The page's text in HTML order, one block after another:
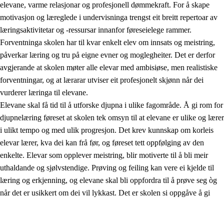
3. Prinsipp for praksisen i skolen
3.1 Eit inkluderande læringsmiljø
3.2 Undervisning og tilpassa opplæring
3.3 Samarbeid mellom heim og skole
3.4 Opplæring i lærebedrift og arbeidsliv
3.5 Profesjonsfellesskap og skoleutvikling
elevane, varme relasjonar og profesjonell dømmekraft. For å skape
motivasjon og læreglede i undervisninga trengst eit breitt repertoar av
læringsaktivitetar og -ressursar innanfor føreseielege rammer.
Forventninga skolen har til kvar enkelt elev om innsats og meistring,
påverkar læring og tru på eigne evner og moglegheiter. Det er derfor
avgjerande at skolen møter alle elevar med ambisiøse, men realistiske
forventningar, og at lærarar utviser eit profesjonelt skjønn når dei
vurderer læringa til elevane.
Elevane skal få tid til å utforske djupna i ulike fagområde. Å gi rom for
djupnelæring føreset at skolen tek omsyn til at elevane er ulike og lærer
i ulikt tempo og med ulik progresjon. Det krev kunnskap om korleis
elevar lærer, kva dei kan frå før, og føreset tett oppfølging av den
enkelte. Elevar som opplever meistring, blir motiverte til å bli meir
uthaldande og sjølvstendige. Prøving og feiling kan vere ei kjelde til
læring og erkjenning, og elevane skal bli oppfordra til å prøve seg òg
når det er usikkert om dei vil lykkast. Det er skolen si oppgåve å gi